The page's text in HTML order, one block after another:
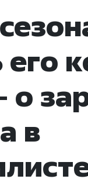
о
в